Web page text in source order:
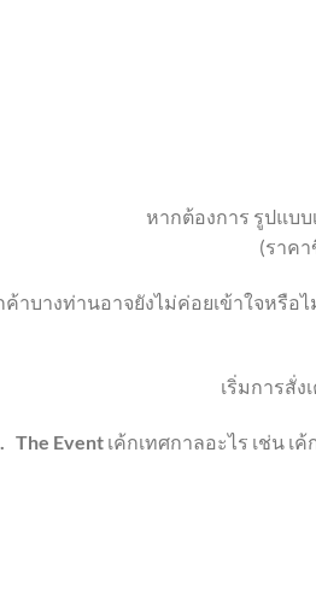
หากต้องการ รูปแบบ
(ราค
ค้าบางท่านอาจยังไม่ค่อยเข้าใจหรือ
เริ่มการสั่ง
The Event เค้กเทศกาลอะไร เช่น เ